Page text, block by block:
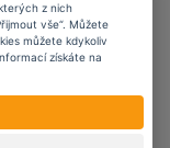
z nich
vše“. Můžete
můžete kdykoliv
získáte na